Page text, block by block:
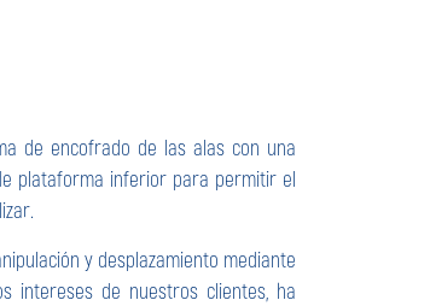
de encofrado de las alas con una
plataforma inferior para permitir el
y desplazamiento mediante
intereses de nuestros clientes, ha